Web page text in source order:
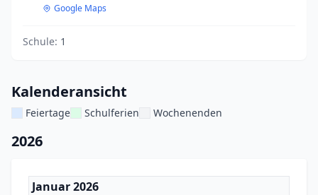
Google Maps
Schule: 1
Kalenderansicht
Feiertage Schulferien Wochenenden
2026
Januar 2026